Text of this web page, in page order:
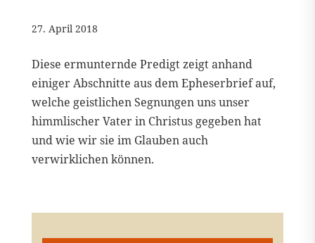
27. April 2018
Diese ermunternde Predigt zeigt anhand
einiger Abschnitte aus dem Epheserbrief auf,
welche geistlichen Segnungen uns unser
himmlischer Vater in Christus gegeben hat
und wie wir sie im Glauben auch
verwirklichen können.